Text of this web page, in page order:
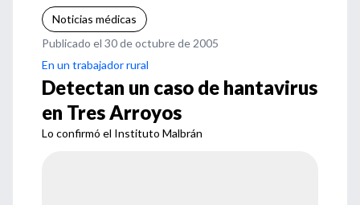
Noticias médicas
Publicado el 30 de octubre de 2005
En un trabajador rural
Detectan un caso de hantavirus
en Tres Arroyos
Lo confirmó el Instituto Malbrán